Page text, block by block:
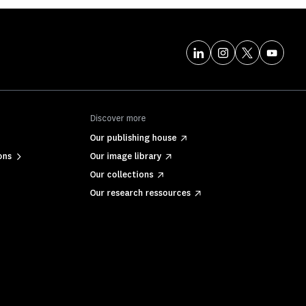
Discover more
Our publishing house
Our image library
Our collections
Our research ressources